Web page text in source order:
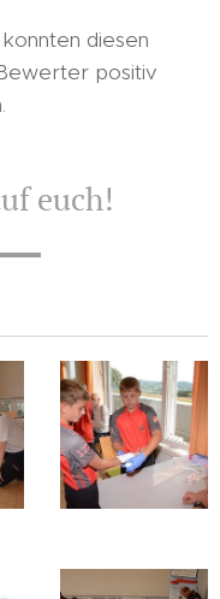
diesen
positiv
euch!